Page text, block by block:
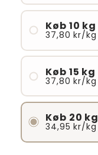
Køb 10 kg
37,80 kr/kg
Køb 15 kg
37,80 kr/kg
Køb 20 kg
34,95 kr/kg